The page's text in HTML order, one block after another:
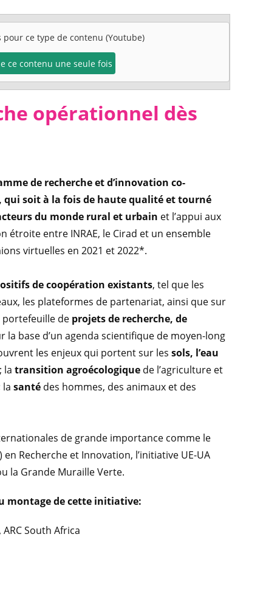
ce type de contenu (Youtube)
ce contenu une seule fois
opérationnel dès
de recherche et d’innovation co-
soit à la fois de haute qualité et tourné
du monde rural et urbain et l’appui aux
étroite entre INRAE, le Cirad et un ensemble
virtuelles en 2021 et 2022*.
de coopération existants, tel que les
les plateformes de partenariat, ainsi que sur
portefeuille de projets de recherche, de
la base d’un agenda scientifique de moyen-long
les enjeux qui portent sur les sols, l’eau
la transition agroécologique de l’agriculture et
la santé des hommes, des animaux et des
de grande importance comme le
Recherche et Innovation, l’initiative UE-UA
la Grande Muraille Verte.
montage de cette initiative:
South Africa